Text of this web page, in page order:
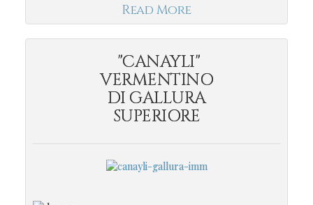
Read More
"CANAYLI"
VERMENTINO
DI GALLURA
SUPERIORE